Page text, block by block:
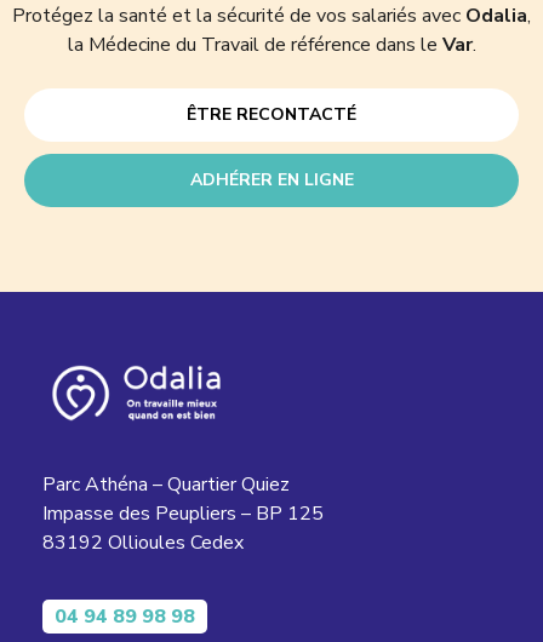
Protégez la santé et la sécurité de vos salariés avec Odalia,
la Médecine du Travail de référence dans le Var.
ÊTRE RECONTACTÉ
ADHÉRER EN LIGNE
Parc Athéna – Quartier Quiez
Impasse des Peupliers – BP 125
83192 Ollioules Cedex
04 94 89 98 98